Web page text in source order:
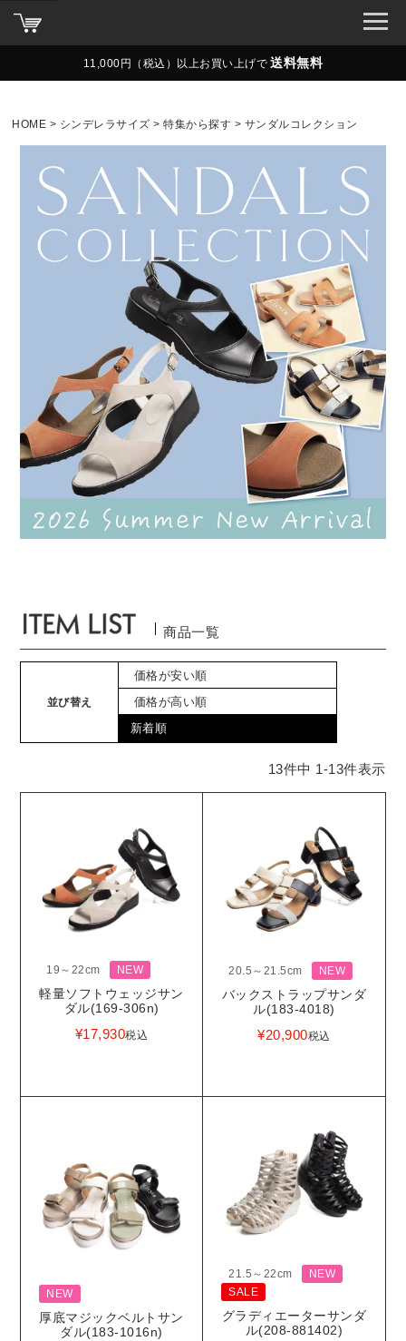
11,000円（税込）以上お買い上げで 送料無料
HOME シンデレラサイズ 特集から探す サンダルコレクション
商品一覧
並び替え
価格が安い順
価格が高い順
新着順
13件中 1-13件表示
19～22cm NEW
軽量ソフトウェッジサン
ダル(169-306n)
¥17,930税込
20.5～21.5cm NEW
バックストラップサンダ
ル(183-4018)
¥20,900税込
NEW
厚底マジックベルトサン
ダル(183-1016n)
21.5～22cm
NEW
SALE
グラディエーターサンダ
ル(208-881402)